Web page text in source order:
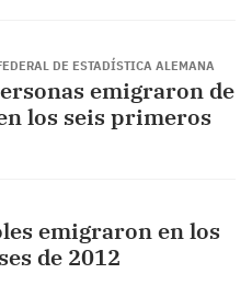
DE ESTADÍSTICA ALEMANA
emigraron de
los seis primeros
emigraron en los
de 2012